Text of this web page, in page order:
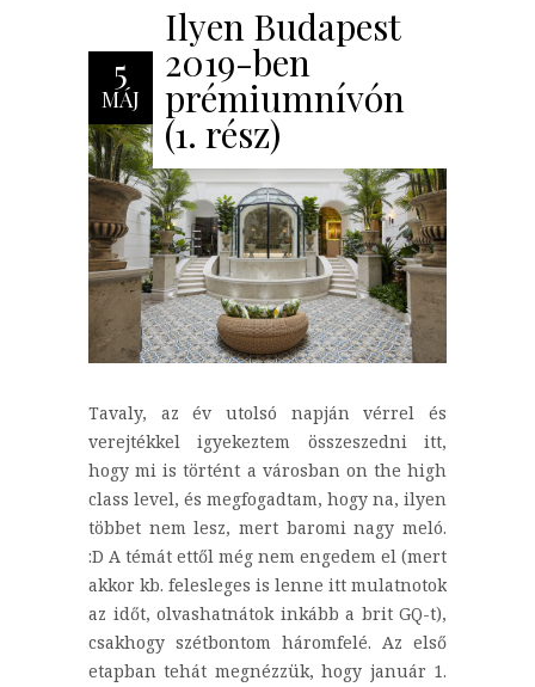
5
MÁJ
Ilyen Budapest
2019-ben
prémiumnívón
(1. rész)
Tavaly, az év utolsó napján vérrel és
verejtékkel igyekeztem összeszedni itt,
hogy mi is történt a városban on the high
class level, és megfogadtam, hogy na, ilyen
többet nem lesz, mert baromi nagy meló.
:D A témát ettől még nem engedem el (mert
akkor kb. felesleges is lenne itt mulatnotok
az időt, olvashatnátok inkább a brit GQ-t),
csakhogy szétbontom háromfelé. Az első
etapban tehát megnézzük, hogy január 1.